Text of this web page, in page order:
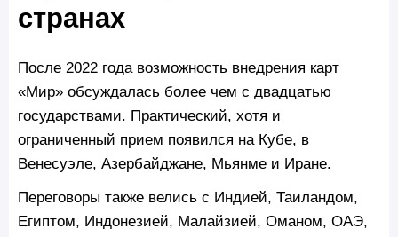
странах
После 2022 года возможность внедрения карт
«Мир» обсуждалась более чем с двадцатью
государствами. Практический, хотя и
ограниченный прием появился на Кубе, в
Венесуэле, Азербайджане, Мьянме и Иране.
Переговоры также велись с Индией, Таиландом,
Египтом, Индонезией, Малайзией, Оманом, ОАЭ,